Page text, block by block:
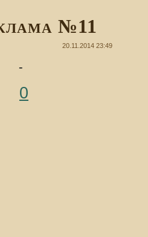
№11
20.11.2014 23:49
-
0